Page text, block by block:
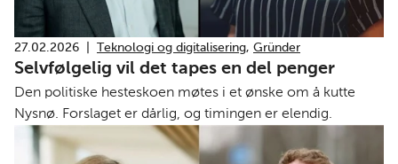
27.02.2026 Teknologi og digitalisering, Gründer
Selvfølgelig vil det tapes en del penger
Den politiske hesteskoen møtes i et ønske om å kutte
Nysnø. Forslaget er dårlig, og timingen er elendig.